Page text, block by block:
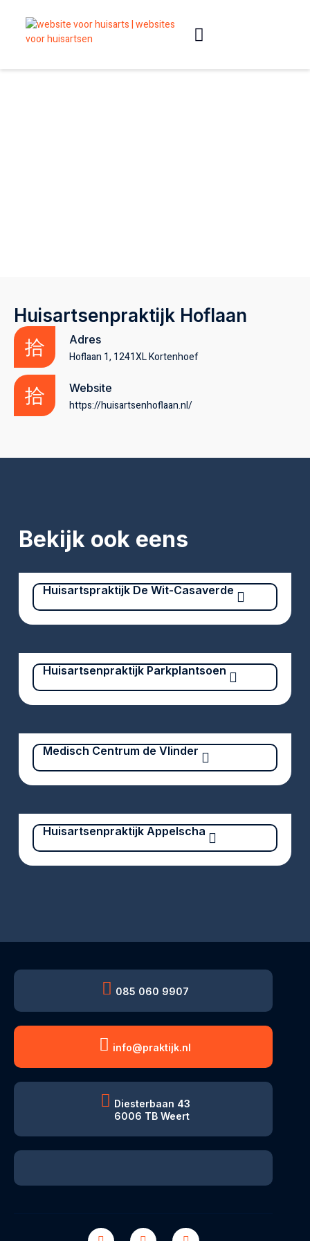
Huisartsenpraktijk Hoflaan
Adres
Hoflaan 1, 1241XL Kortenhoef
Website
https://huisartsenhoflaan.nl/
Bekijk ook eens
Huisartspraktijk De Wit-Casaverde
Huisartsenpraktijk Parkplantsoen
Medisch Centrum de Vlinder
Huisartsenpraktijk Appelscha
085 060 9907
info@praktijk.nl
Diesterbaan 43
6006 TB Weert